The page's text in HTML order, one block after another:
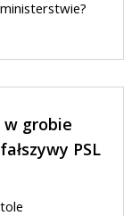
w grobie
PSL